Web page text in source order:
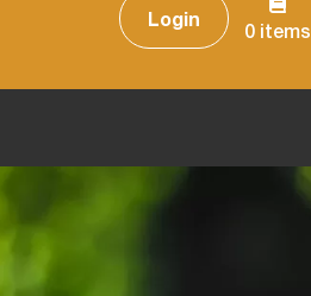
0 items
Login